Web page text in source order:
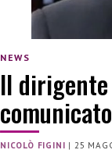
NEWS
Il
comunicato
NICOLÒ FIGINI | 25